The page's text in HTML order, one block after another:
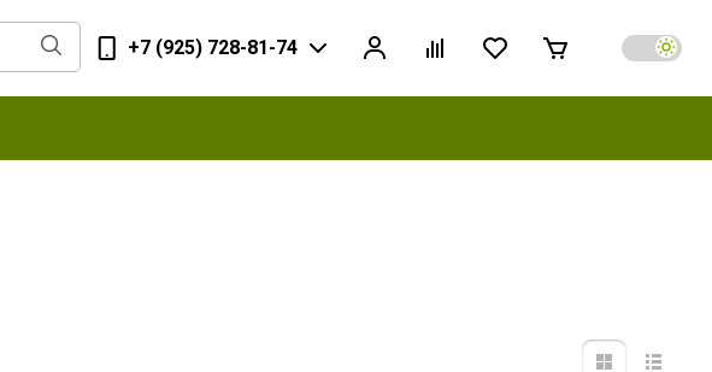
+7 (925) 728-81-74